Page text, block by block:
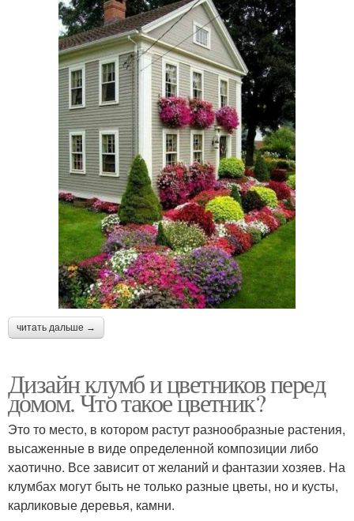
читать дальше →
Дизайн клумб и цветников перед
домом. Что такое цветник?
Это то место, в котором растут разнообразные растения,
высаженные в виде определенной композиции либо
хаотично. Все зависит от желаний и фантазии хозяев. На
клумбах могут быть не только разные цветы, но и кусты,
карликовые деревья, камни.